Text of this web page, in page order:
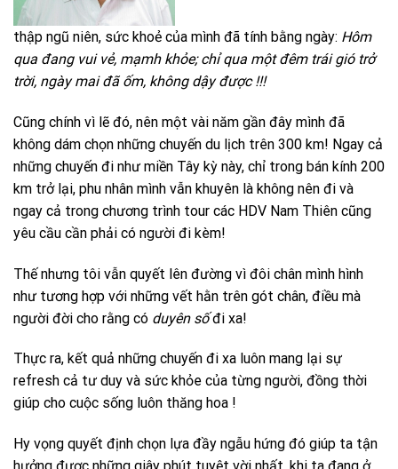
thập ngũ niên, sức khoẻ của mình đã tính bằng ngày: Hôm
qua đang vui vẻ, mạmh khỏe; chỉ qua một đêm trái gió trở
trời, ngày mai đã ốm, không dậy được !!!
Cũng chính vì lẽ đó, nên một vài năm gần đây mình đã
không dám chọn những chuyến du lịch trên 300 km! Ngay cả
những chuyến đi như miền Tây kỳ này, chỉ trong bán kính 200
km trở lại, phu nhân mình vẫn khuyên là không nên đi và
ngay cả trong chương trình tour các HDV Nam Thiên cũng
yêu cầu cần phải có người đi kèm!
Thế nhưng tôi vẫn quyết lên đường vì đôi chân mình hình
như tương hợp với những vết hằn trên gót chân, điều mà
người đời cho rằng có duyên sốđi xa!
Thực ra, kết quả những chuyến đi xa luôn mang lại sự
refresh cả tư duy và sức khỏe của từng người, đồng thời
giúp cho cuộc sống luôn thăng hoa !
Hy vọng quyết định chọn lựa đầy ngẫu hứng đó giúp ta tận